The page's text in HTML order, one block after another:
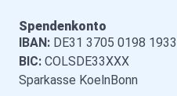
Spendenkonto
IBAN: DE31 3705 0198
BIC: COLSDE33XXX
Sparkasse KoelnBonn